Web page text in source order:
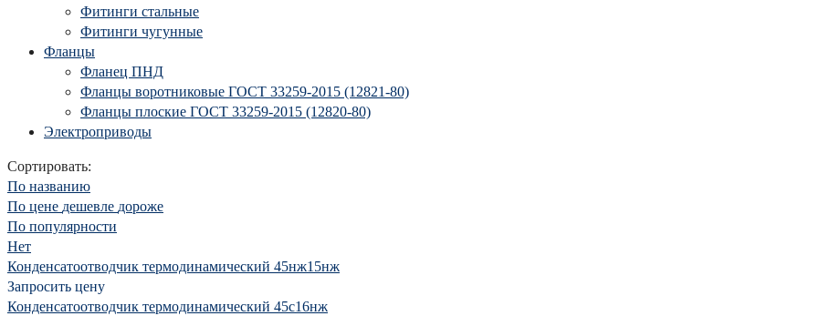
Фитинги стальные
Фитинги чугунные
Фланцы
Фланец ПНД
Фланцы воротниковые ГОСТ 33259-2015 (12821-80)
Фланцы плоские ГОСТ 33259-2015 (12820-80)
Электроприводы
Сортировать:
По названию
По цене дешевле дороже
По популярности
Нет
Конденсатоотводчик термодинамический 45нж15нж
Запросить цену
Конденсатоотводчик термодинамический 45с16нж